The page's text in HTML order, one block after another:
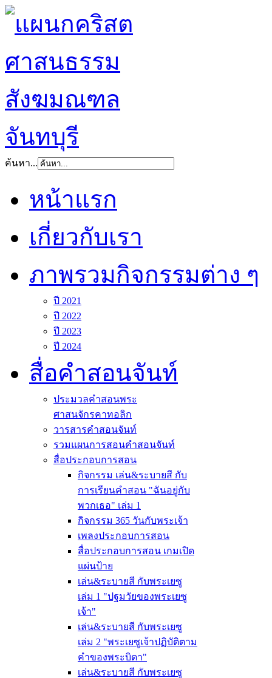
ค้นหา...
หน้าแรก
เกี่ยวกับเรา
ภาพรวมกิจกรรมต่าง ๆ
ปี 2021
ปี 2022
ปี 2023
ปี 2024
สื่อคำสอนจันท์
ประมวลคำสอนพระ
ศาสนจักรคาทอลิก
วารสารคำสอนจันท์
รวมแผนการสอนคำสอนจันท์
สื่อประกอบการสอน
กิจกรรม เล่น&ระบายสี กับ
การเรียนคำสอน "ฉันอยู่กับ
พวกเธอ" เล่ม 1
กิจกรรม 365 วันกับพระเจ้า
เพลงประกอบการสอน
สื่อประกอบการสอน เกมเปิด
แผ่นป้าย
เล่น&ระบายสี กับพระเยซู
เล่ม 1 "ปฐมวัยของพระเยซู
เจ้า"
เล่น&ระบายสี กับพระเยซู
เล่ม 2 "พระเยซูเจ้าปฏิบัติตาม
คำของพระบิดา"
เล่น&ระบายสี กับพระเยซู